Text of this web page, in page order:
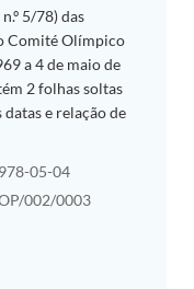
5/78) das
Comité Olímpico
a 4 de maio de
2 folhas soltas
e relação de
05-04
002/0003